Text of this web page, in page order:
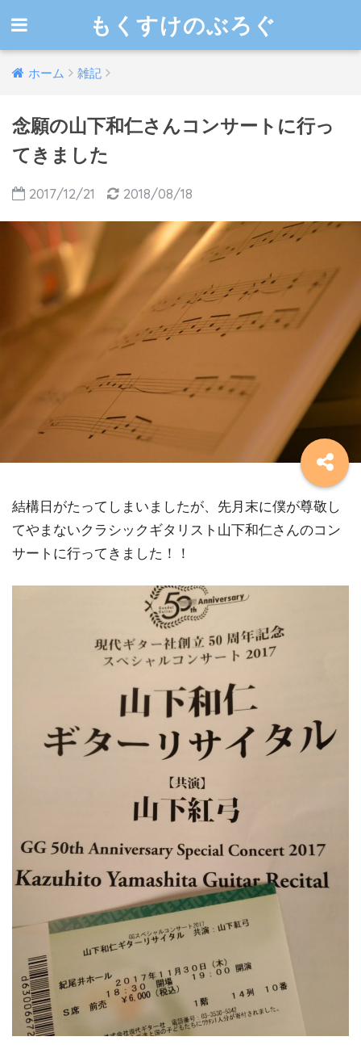
もくすけのぶろぐ
ホーム 雑記
念願の山下和仁さんコンサートに行っ
てきました
2017/12/21 2018/08/18
結構日がたってしまいましたが、先月末に僕が尊敬し
てやまないクラシックギタリスト山下和仁さんのコン
サートに行ってきました！！